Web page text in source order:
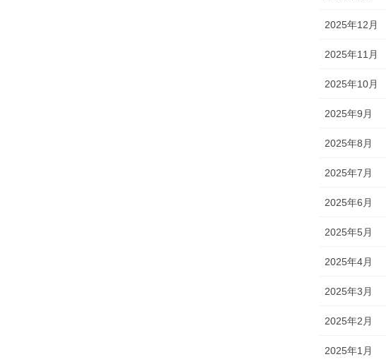
2025年12月
2025年11月
2025年10月
2025年9月
2025年8月
2025年7月
2025年6月
2025年5月
2025年4月
2025年3月
2025年2月
2025年1月